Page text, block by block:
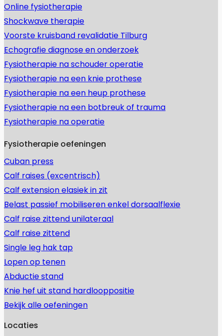
Online fysiotherapie
Shockwave therapie
Voorste kruisband revalidatie Tilburg
Echografie diagnose en onderzoek
Fysiotherapie na schouder operatie
Fysiotherapie na een knie prothese
Fysiotherapie na een heup prothese
Fysiotherapie na een botbreuk of trauma
Fysiotherapie na operatie
Fysiotherapie oefeningen
Cuban press
Calf raises (excentrisch)
Calf extension elasiek in zit
Belast passief mobiliseren enkel dorsaalflexie
Calf raise zittend unilateraal
Calf raise zittend
Single leg hak tap
Lopen op tenen
Abductie stand
Knie hef uit stand hardlooppositie
Bekijk alle oefeningen
Locaties